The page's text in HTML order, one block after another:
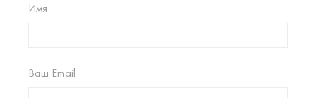
Имя
Ваш Email